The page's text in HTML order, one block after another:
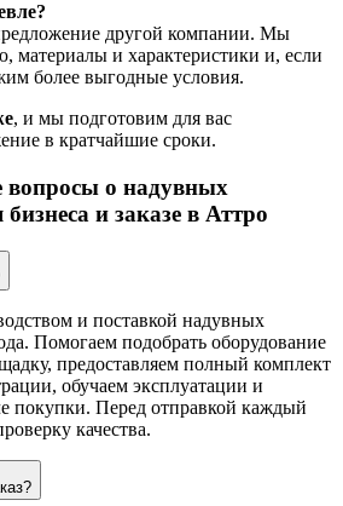
другой компании. Мы
материалы и характеристики и, если
более выгодные условия.
, и мы подготовим для вас
в кратчайшие сроки.
вопросы о надувных
и заказе в Аттро
и поставкой надувных
Помогаем подобрать оборудование
предоставляем полный комплект
обучаем эксплуатации и
покупки. Перед отправкой каждый
качества.